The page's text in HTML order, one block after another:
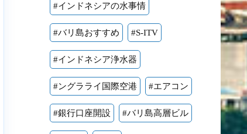
#インドネシアの水事情
#バリ島おすすめ #S-ITV
#インドネシア浄水器
#ングラライ国際空港 #エアコン
#銀行口座開設 #バリ島高層ビル